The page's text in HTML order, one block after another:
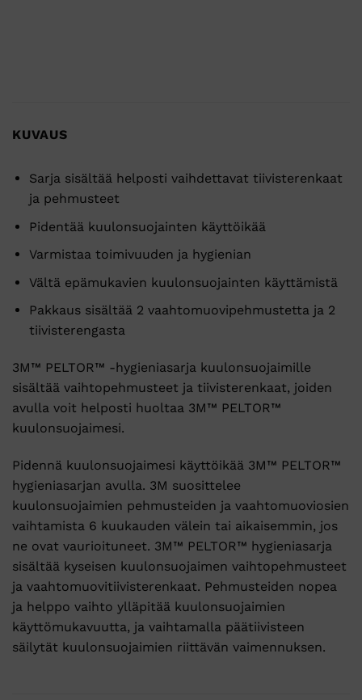
KUVAUS
Sarja sisältää helposti vaihdettavat tiivisterenkaat
ja pehmusteet
Pidentää kuulonsuojainten käyttöikää
Varmistaa toimivuuden ja hygienian
Vältä epämukavien kuulonsuojainten käyttämistä
Pakkaus sisältää 2 vaahtomuovipehmustetta ja 2
tiivisterengasta
3M™ PELTOR™ -hygieniasarja kuulonsuojaimille
sisältää vaihtopehmusteet ja tiivisterenkaat, joiden
avulla voit helposti huoltaa 3M™ PELTOR™
kuulonsuojaimesi.
Pidennä kuulonsuojaimesi käyttöikää 3M™ PELTOR™
hygieniasarjan avulla. 3M suosittelee
kuulonsuojaimien pehmusteiden ja vaahtomuoviosien
vaihtamista 6 kuukauden välein tai aikaisemmin, jos
ne ovat vaurioituneet. 3M™ PELTOR™ hygieniasarja
sisältää kyseisen kuulonsuojaimen vaihtopehmusteet
ja vaahtomuovitiivisterenkaat. Pehmusteiden nopea
ja helppo vaihto ylläpitää kuulonsuojaimien
käyttömukavuutta, ja vaihtamalla päätiivisteen
säilytät kuulonsuojaimien riittävän vaimennuksen.